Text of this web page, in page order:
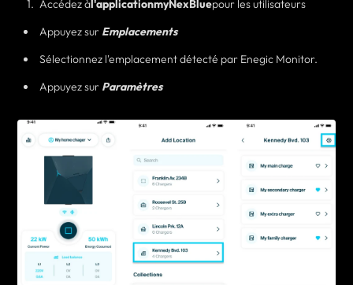
Accédez àl'applicationmyNexBluepour les utilisateurs
Appuyez sur Emplacements
Sélectionnez l'emplacement détecté par Enegic Monitor.
Appuyez sur Paramètres